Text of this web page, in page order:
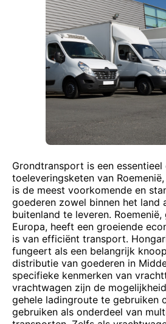
Grondtransport is een
toeleveringsketen van
is de meest voorkomende en
goederen zowel binnen het land
buitenland te leveren.
Europa, heeft een groeiende
is van efficiënt transport.
fungeert als een belangrijk
distributie van goederen in
specifieke kenmerken van
vrachtwagen zijn de
gehele ladingroute te gebruiken
gebruiken als onderdeel van